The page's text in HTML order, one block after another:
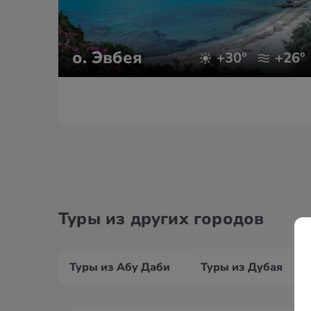
о. Эвбея +30° +26°
Туры из других городов
Туры из Абу Даби Туры из Дубая